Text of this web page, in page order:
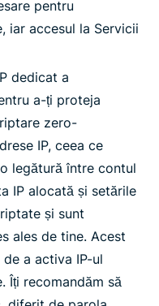
pentru
iar accesul la Servicii
dedicat a
a-ți proteja
zero-
IP, ceea ce
legătură între contul
IP alocată și setările
și sunt
ales de tine. Acest
a activa IP-ul
Îți recomandăm să